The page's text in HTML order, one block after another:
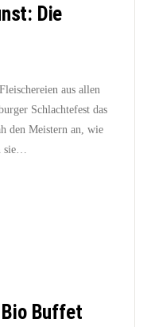
Die
aus allen
Schlachtefest das
den Meistern an, wie
sie…
Buffet